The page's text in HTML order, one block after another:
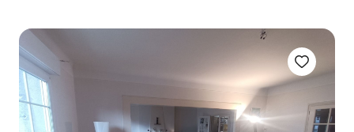
ALERTE
E-MAIL
CONTACT